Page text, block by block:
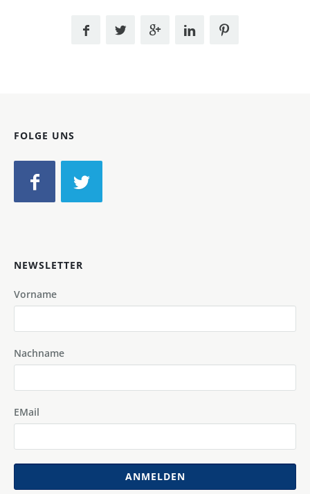
FOLGE UNS
NEWSLETTER
Vorname
Nachname
EMail
ANMELDEN